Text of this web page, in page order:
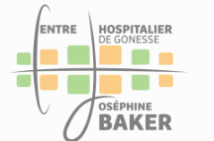
contenu
principal
Panneau de gestion des cookies